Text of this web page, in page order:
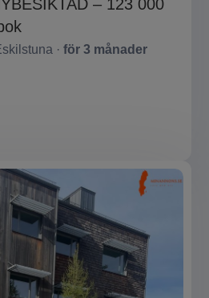
– 123 000
· för 3 månader